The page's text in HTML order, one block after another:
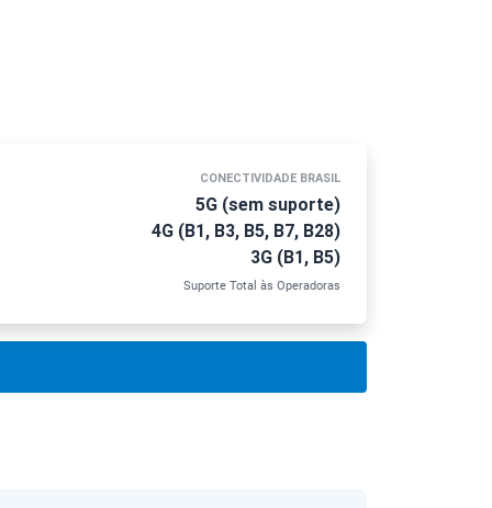
CONECTIVIDADE BRASIL
5G (sem suporte)
4G (B1, B3, B5, B7, B28)
3G (B1, B5)
Suporte Total às Operadoras